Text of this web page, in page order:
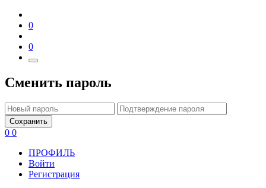
0
0
Сменить пароль
Сохранить
0 0
ПРОФИЛЬ
Войти
Регистрация